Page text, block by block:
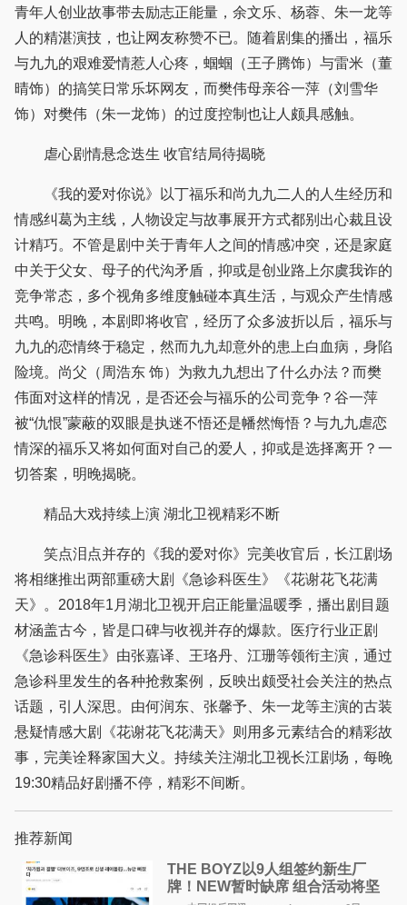
青年人创业故事带去励志正能量，余文乐、杨蓉、朱一龙等
人的精湛演技，也让网友称赞不已。随着剧集的播出，福乐
与九九的艰难爱情惹人心疼，蝈蝈（王子腾饰）与雷米（董
晴饰）的搞笑日常乐坏网友，而樊伟母亲谷一萍（刘雪华
饰）对樊伟（朱一龙饰）的过度控制也让人颇具感触。
虐心剧情悬念迭生 收官结局待揭晓
《我的爱对你说》以丁福乐和尚九九二人的人生经历和
情感纠葛为主线，人物设定与故事展开方式都别出心裁且设
计精巧。不管是剧中关于青年人之间的情感冲突，还是家庭
中关于父女、母子的代沟矛盾，抑或是创业路上尔虞我诈的
竞争常态，多个视角多维度触碰本真生活，与观众产生情感
共鸣。明晚，本剧即将收官，经历了众多波折以后，福乐与
九九的恋情终于稳定，然而九九却意外的患上白血病，身陷
险境。尚父（周浩东 饰）为救九九想出了什么办法？而樊
伟面对这样的情况，是否还会与福乐的公司竞争？谷一萍
被“仇恨”蒙蔽的双眼是执迷不悟还是幡然悔悟？与九九虐恋
情深的福乐又将如何面对自己的爱人，抑或是选择离开？一
切答案，明晚揭晓。
精品大戏持续上演 湖北卫视精彩不断
笑点泪点并存的《我的爱对你》完美收官后，长江剧场
将相继推出两部重磅大剧《急诊科医生》《花谢花飞花满
天》。2018年1月湖北卫视开启正能量温暖季，播出剧目题
材涵盖古今，皆是口碑与收视并存的爆款。医疗行业正剧
《急诊科医生》由张嘉译、王珞丹、江珊等领衔主演，通过
急诊科里发生的各种抢救案例，反映出颇受社会关注的热点
话题，引人深思。由何润东、张馨予、朱一龙等主演的古装
悬疑情感大剧《花谢花飞花满天》则用多元素结合的精彩故
事，完美诠释家国大义。持续关注湖北卫视长江剧场，每晚
19:30精品好剧播不停，精彩不间断。
推荐新闻
THE BOYZ以9人组签约新生厂
牌！NEW暂时缺席 组合活动将坚